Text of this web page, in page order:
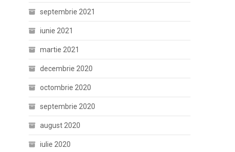
septembrie 2021
iunie 2021
martie 2021
decembrie 2020
octombrie 2020
septembrie 2020
august 2020
iulie 2020